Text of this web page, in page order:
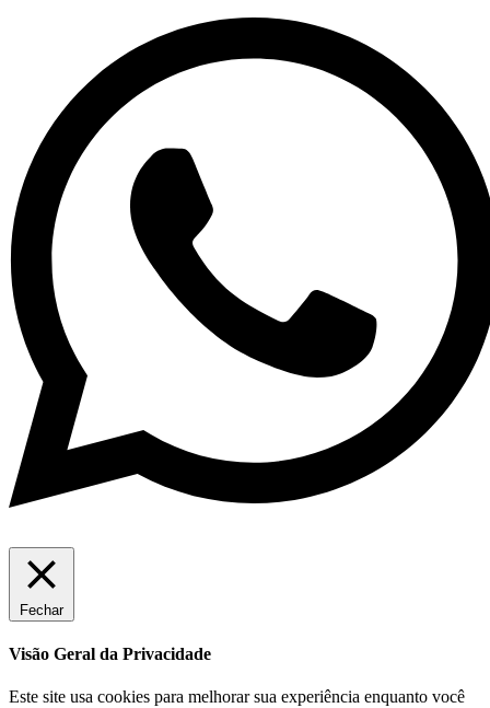
Fechar
Visão Geral da Privacidade
Este site usa cookies para melhorar sua experiência enquanto você